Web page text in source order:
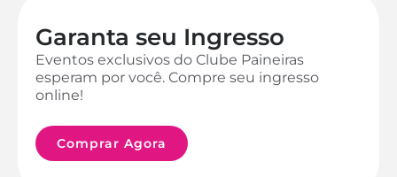
Garanta seu Ingresso
Eventos exclusivos do Clube Paineiras
esperam por você. Compre seu ingresso
online!
Comprar Agora